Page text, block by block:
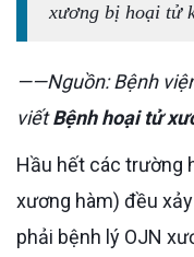
xương bị hoại tử
——Nguồn: Bệnh viện Đa khoa Quốc tế Vinmec, Bài
viếtBệnh hoại tử
Hầu hết các trường hợp tiêu xương hàm (hoại tử
xương hàm) đều
phải bệnh lý OJN